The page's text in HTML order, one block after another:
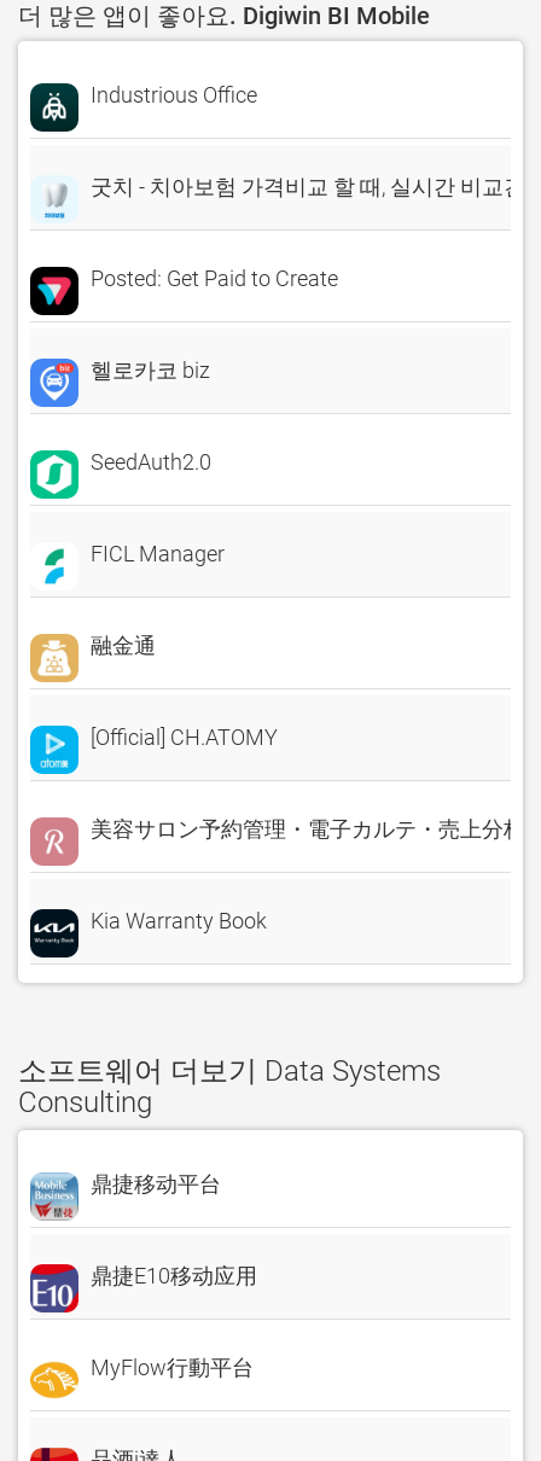
더 많은 앱이 좋아요. Digiwin BI Mobile
Industrious Office
굿치 - 치아보험 가격비교 할 때, 실시간 비교견
Posted: Get Paid to Create
헬로카코 biz
SeedAuth2.0
FICL Manager
融金通
[Official] CH.ATOMY
美容サロン予約管理・電子カルテ・売上分析
Kia Warranty Book
소프트웨어 더보기 Data Systems
Consulting
鼎捷移动平台
鼎捷E10移动应用
MyFlow行動平台